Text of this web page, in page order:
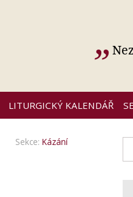
LITURGICKÝ KALENDÁŘ
Sekce: Kázání